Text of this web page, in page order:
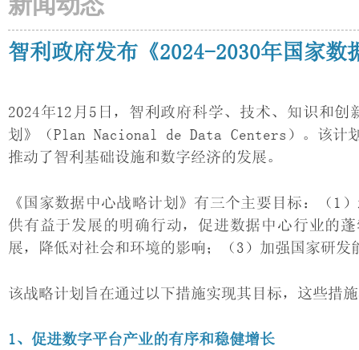
智利政府发布《2024-2030年国家数
2024年12月5日，智利政府科学、技术、知识和
划》（Plan Nacional de Data Centers）。该计
推动了智利基础设施和数字经济的发展。
《国家数据中心战略计划》有三个主要目标：（1
供有益于发展的明确行动，促进数据中心行业的
展，降低对社会和环境的影响；（3）加强国家研
该战略计划旨在通过以下措施实现其目标，这些措
1、促进数字平台产业的有序和稳健增长